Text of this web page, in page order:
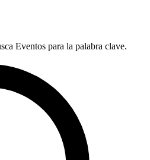
Eventos para la palabra clave.